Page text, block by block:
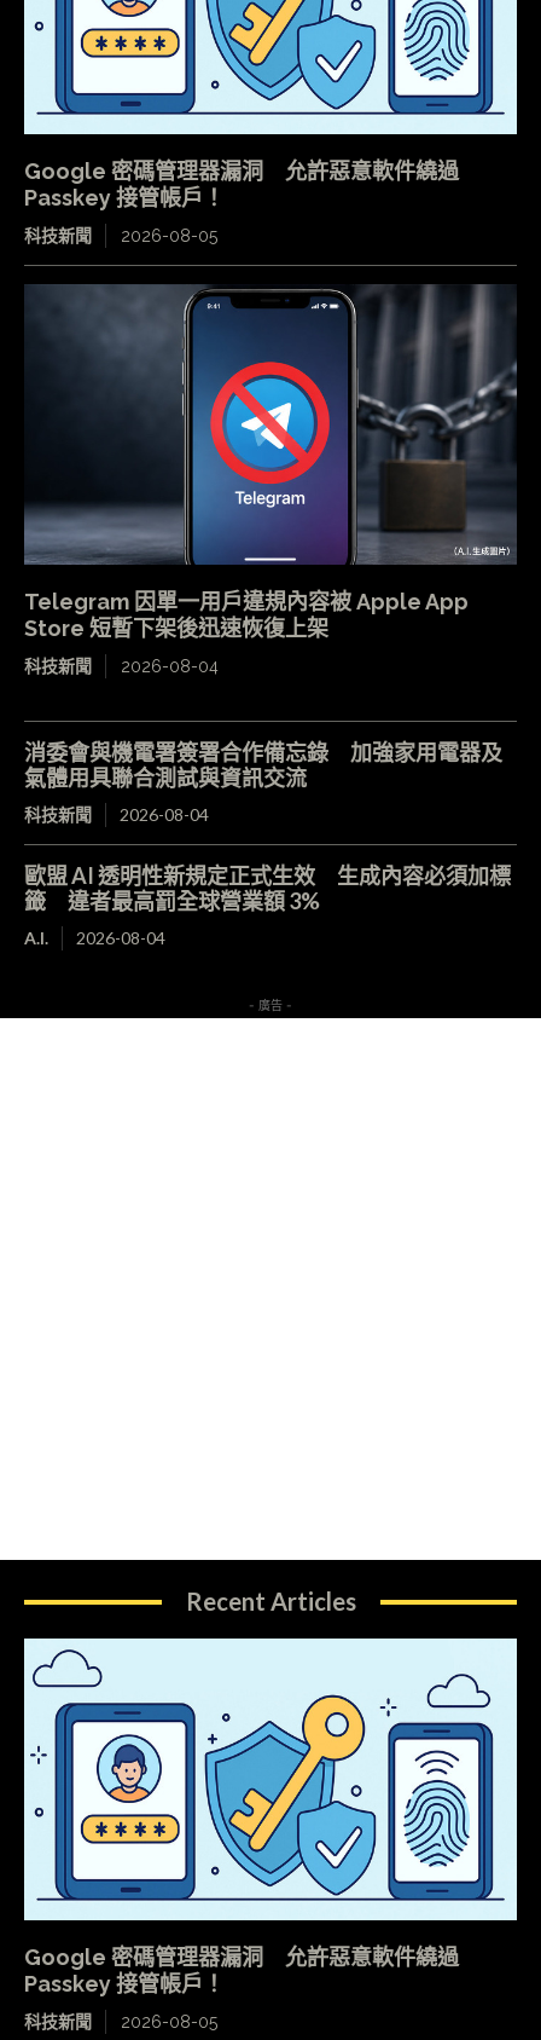
Google 密碼管理器漏洞 允許惡意軟件繞過
Passkey 接管帳戶！
科技新聞 2026-08-05
Telegram 因單一用戶違規內容被 Apple App
Store 短暫下架後迅速恢復上架
科技新聞 2026-08-04
消委會與機電署簽署合作備忘錄 加強家用電器及
氣體用具聯合測試與資訊交流
科技新聞 2026-08-04
歐盟 AI 透明性新規定正式生效 生成內容必須加標
籤 違者最高罰全球營業額 3%
A.I. 2026-08-04
- 廣告 -
Recent Articles
Google 密碼管理器漏洞 允許惡意軟件繞過
Passkey 接管帳戶！
科技新聞 2026-08-05